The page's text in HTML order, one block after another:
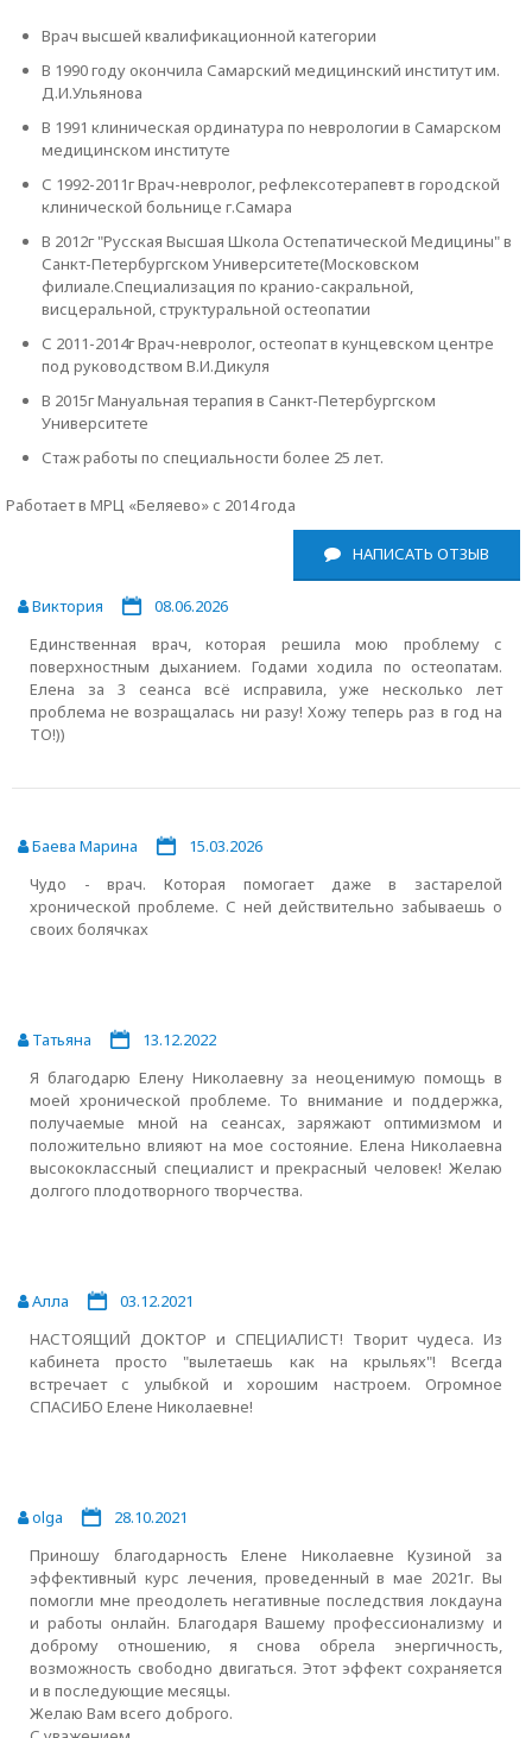
Врач высшей квалификационной категории
В 1990 году окончила Самарский медицинский институт им.
Д.И.Ульянова
В 1991 клиническая ординатура по неврологии в Самарском
медицинском институте
С 1992-2011г Врач-невролог, рефлексотерапевт в городской
клинической больнице г.Самара
В 2012г "Русская Высшая Школа Остепатической Медицины" в
Санкт-Петербургском Университете(Московском
филиале.Специализация по кранио-сакральной,
висцеральной, структуральной остеопатии
С 2011-2014г Врач-невролог, остеопат в кунцевском центре
под руководством В.И.Дикуля
В 2015г Мануальная терапия в Санкт-Петербургском
Университете
Стаж работы по специальности более 25 лет.
Работает в МРЦ «Беляево» с 2014 года
НАПИСАТЬ ОТЗЫВ
Виктория
08.06.2026
Единственная врач, которая решила мою проблему с
поверхностным дыханием. Годами ходила по остеопатам.
Елена за 3 сеанса всё исправила, уже несколько лет
проблема не возращалась ни разу! Хожу теперь раз в год на
ТО!))
Баева Марина
15.03.2026
Чудо - врач. Которая помогает даже в застарелой
хронической проблеме. С ней действительно забываешь о
своих болячках
Татьяна
13.12.2022
Я благодарю Елену Николаевну за неоценимую помощь в
моей хронической проблеме. То внимание и поддержка,
получаемые мной на сеансах, заряжают оптимизмом и
положительно влияют на мое состояние. Елена Николаевна
высококлассный специалист и прекрасный человек! Желаю
долгого плодотворного творчества.
Алла
03.12.2021
НАСТОЯЩИЙ ДОКТОР и СПЕЦИАЛИСТ! Творит чудеса. Из
кабинета просто "вылетаешь как на крыльях"! Всегда
встречает с улыбкой и хорошим настроем. Огромное
СПАСИБО Елене Николаевне!
olga
28.10.2021
Приношу благодарность Елене Николаевне Кузиной за
эффективный курс лечения, проведенный в мае 2021г. Вы
помогли мне преодолеть негативные последствия локдауна
и работы онлайн. Благодаря Вашему профессионализму и
доброму отношению, я снова обрела энергичность,
возможность свободно двигаться. Этот эффект сохраняется
и в последующие месяцы.
Желаю Вам всего доброго.